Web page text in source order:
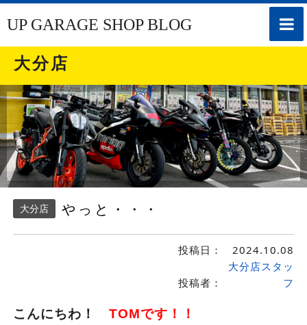
toggle
UP GARAGE SHOP BLOG
大分店
大分店 やっと・・・
投稿日： 2024.10.08
投稿者：
大分店スタッ
フ
こんにちわ！ TOMです！！